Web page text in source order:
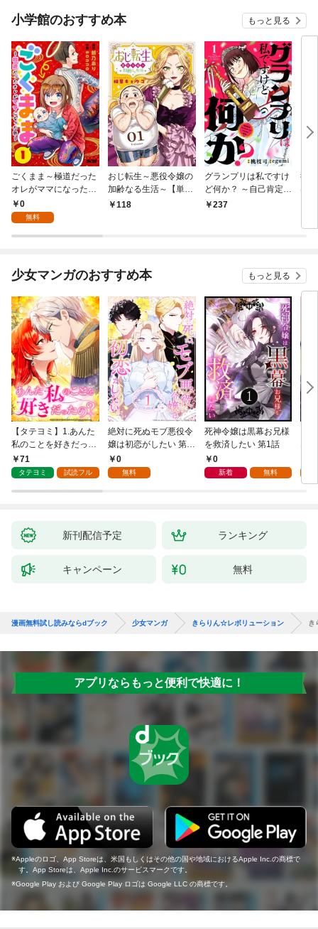
小学館のおすすめ本 もっと見る
ごくまま～極道だった
オレがママになった話
～【単話】（１）
0
無料
おじ転生～悪役令嬢の
加齢なる生活～【単
話】（１）
118
グランプリは私ですけ
ど何か？ ～自己肯定モ
ンスターのミスコン無
237
後
は
少女マンガのおすすめ本 もっと見る
【タテヨミ】1.あんた
私のことを好きだった
の？
71
タテヨミ 試読フル
絶対に死ぬモブ悪役令
嬢は初恋がしたい 第1
話0
無料
死神令嬢は黒幕お兄様
を救済したい 第1話
0
新着 無料
な
新刊配信予定 ランキング
キャンペーン 無料
漫画無料試し読みならdブック 少女マンガ きらりん☆レボリューション き
アプリならもっと便利で快適に！
Appleのロゴ、App Storeは、米国もしくはその他の国や地域におけるApple Inc.の商標で
す。App Storeは、Apple Inc.のサービスマークです。
Google Play および Google Play ロゴは Google LLC の商標です。